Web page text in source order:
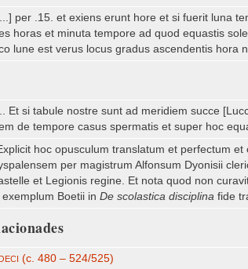
per .15. et exiens erunt hore et si fuerit luna
horas et minuta tempore ad quod equastis
lune est verus locus gradus ascendentis hora
Et si tabule nostre sunt ad meridiem succe
de tempore casus spermatis et super hoc
hoc opusculum translatum et perfectum
per magistrum Alfonsum Dyonisii
et Legionis regine. Et nota quod non
exemplum Boetii in De scolastica disciplina fide
(c. 480 – 524/525)